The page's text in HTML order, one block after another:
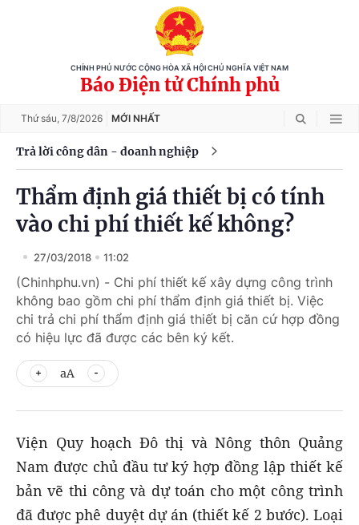
CHÍNH PHỦ NƯỚC CỘNG HÒA XÃ HỘI CHỦ NGHĨA VIỆT NAM
Báo Điện tử Chính phủ
Thứ sáu, 7/8/2026 MỚI NHẤT
Trả lời công dân - doanh nghiệp
Thẩm định giá thiết bị có tính
vào chi phí thiết kế không?
27/03/2018 11:02
(Chinhphu.vn) - Chi phí thiết kế xây dựng công trình
không bao gồm chi phí thẩm định giá thiết bị. Việc
chi trả chi phí thẩm định giá thiết bị căn cứ hợp đồng
có hiệu lực đã được các bên ký kết.
aA
Viện Quy hoạch Đô thị và Nông thôn Quảng
Nam được chủ đầu tư ký hợp đồng lập thiết kế
bản vẽ thi công và dự toán cho một công trình
đã được phê duyệt dự án (thiết kế 2 bước). Loại